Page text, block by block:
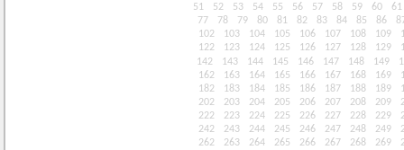
51
52 53 54 55 56 57 58 59 60
61
77
78 79 80 81 82 83 84 85 86
102
103 104 105 106 107 108 109
122
123 124 125 126 127 128 129
142
143 144 145 146 147 148 149
162
163 164 165 166 167 168 169
182
183 184 185 186 187 188 189
202
203 204 205 206 207 208 209
222
223 224 225 226 227 228 229
242
243 244 245 246 247 248 249
262
263 264 265 266 267 268 269